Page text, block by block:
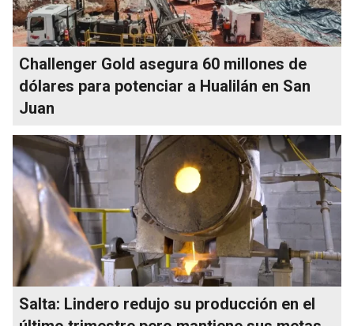
Challenger Gold asegura 60 millones de
dólares para potenciar a Hualilán en San
Juan
Salta: Lindero redujo su producción en el